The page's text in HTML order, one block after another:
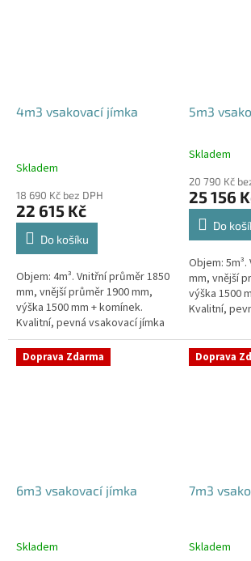
4m3 vsakovací jímka
Skladem
18 690 Kč bez DPH
22 615 Kč
Do košíku
Objem: 4m³. Vnitřní průměr 1850
mm, vnější průměr 1900 mm,
výška 1500 mm + komínek.
Kvalitní, pevná vsakovací jímka
(nádrž) bez potřeby
obetonování Průměr přítoku a
odtoku +...
5m3
Průměrné
produktu
je
5,0
hvězdiček.
Skladem
20 790 Kč
25 156
Do
Objem:
mm, vnější
výška 1500
Kvalitní,
odtoku +...
Doprava Zdarma
6m3 vsakovací jímka
Skladem
Doprava
7m3
Skladem